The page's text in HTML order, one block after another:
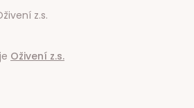
z.s.
Oživení z.s.